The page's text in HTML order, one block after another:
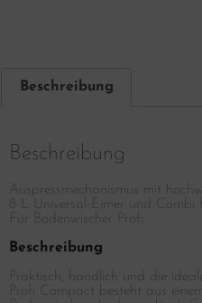
Beschreibung
Beschreibung
Auspressmechanismus mit
8 L Universal-Eimer und Combi
Für Bodenwischer Profi
Beschreibung
Praktisch, handlich und die
Profi Compact besteht aus